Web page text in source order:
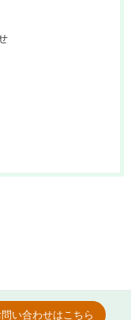
い合わせはこちら